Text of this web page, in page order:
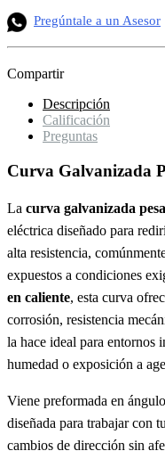
Pregúntale a un Asesor
Compartir
Descripción
Calificación
Preguntas
Curva Galvanizada
La curva galvanizada
eléctrica diseñado para
alta resistencia,
expuestos a condiciones
en caliente, esta curva
corrosión, resistencia
la hace ideal para entornos
humedad o exposición a
Viene preformada en
diseñada para trabajar con
cambios de dirección sin